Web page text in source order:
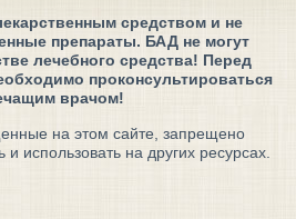
средством и не
препараты. БАД не могут
лечебного средства! Перед
проконсультироваться
врачом!
на этом сайте, запрещено
и использовать на других ресурсах.